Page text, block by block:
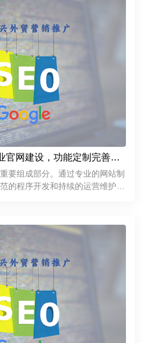
官网建设，功能定制完善，
要组成部分。通过专业的网站制
的程序开发和持续的运营维护，